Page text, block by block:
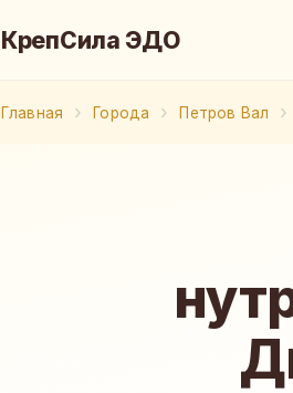
КрепСила ЭДО
Главная Города Петров Вал